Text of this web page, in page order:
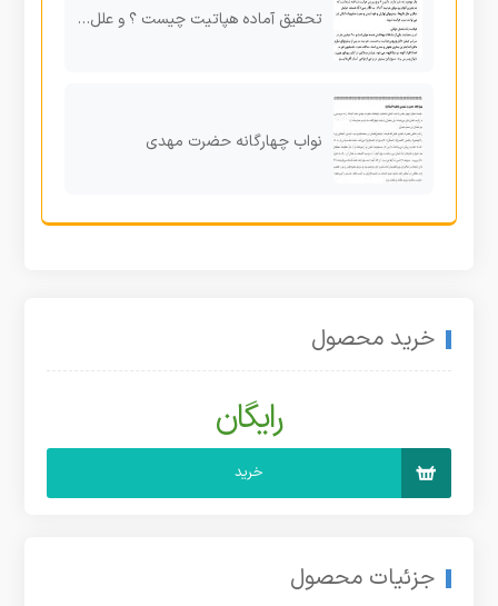
تحقیق آماده هپاتیت چیست ؟ و علل آن کدامند ؟
نواب چهارگانه حضرت مهدی
خرید محصول
رایگان
خرید
جزئیات محصول